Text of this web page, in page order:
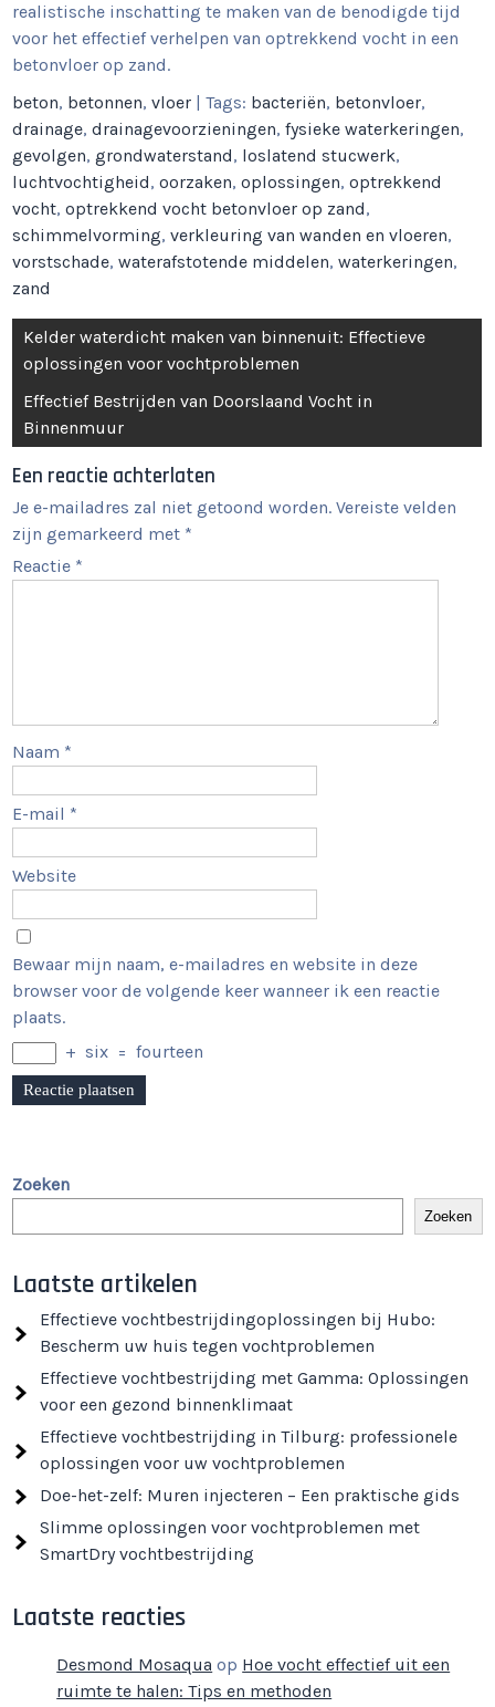
realistische inschatting te maken van de benodigde tijd
voor het effectief verhelpen van optrekkend vocht in een
betonvloer op zand.
beton, betonnen,vloer | Tags: bacteriën, betonvloer,
drainage,drainagevoorzieningen,fysieke waterkeringen,
gevolgen,grondwaterstand, loslatend stucwerk,
luchtvochtigheid,oorzaken,oplossingen,optrekkend
vocht,optrekkend vocht betonvloer op zand,
schimmelvorming,verkleuring van wanden en vloeren,
vorstschade,waterafstotende middelen,waterkeringen,
zand
Berichtnavigatie
Kelder waterdicht maken van binnenuit: Effectieve
oplossingen voor vochtproblemen
Effectief Bestrijden van Doorslaand Vocht in
Binnenmuur
Een reactie achterlaten
Je e-mailadres zal niet getoond worden. Vereiste velden
zijn gemarkeerd met *
Reactie *
Naam *
E-mail *
Website
Bewaar mijn naam, e-mailadres en website in deze
browser voor de volgende keer wanneer ik een reactie
plaats.
+ six = fourteen
Zoeken
Zoeken
Laatste artikelen
Effectieve vochtbestrijdingoplossingen bij Hubo:
Bescherm uw huis tegen vochtproblemen
Effectieve vochtbestrijding met Gamma: Oplossingen
voor een gezond binnenklimaat
Effectieve vochtbestrijding in Tilburg: professionele
oplossingen voor uw vochtproblemen
Doe-het-zelf: Muren injecteren – Een praktische gids
Slimme oplossingen voor vochtproblemen met
SmartDry vochtbestrijding
Laatste reacties
Desmond Mosaqua op Hoe vocht effectief uit een
ruimte te halen: Tips en methoden